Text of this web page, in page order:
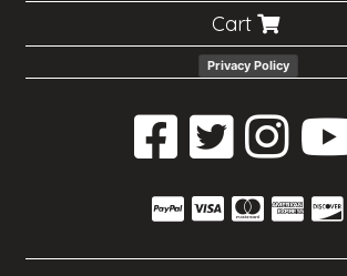
Cart
Privacy Policy